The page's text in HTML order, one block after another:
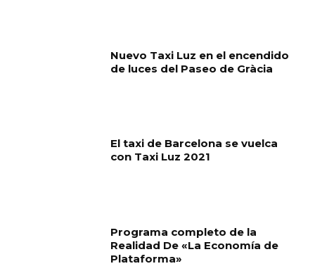
Nuevo Taxi Luz en el encendido
de luces del Paseo de Gràcia
El taxi de Barcelona se vuelca
con Taxi Luz 2021
Programa completo de la
Realidad De «La Economía de
Plataforma»